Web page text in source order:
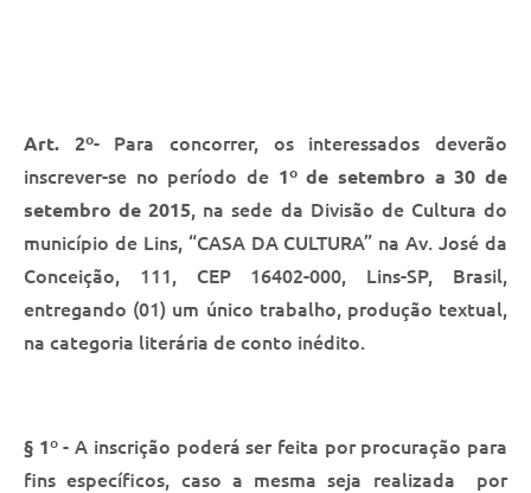
Art. 2º- Para concorrer, os interessados deverão
inscrever-se no período de 1º de setembro a 30 de
setembro de 2015, na sede da Divisão de Cultura do
município de Lins, “CASA DA CULTURA” na Av. José da
Conceição, 111, CEP 16402-000, Lins-SP, Brasil,
entregando (01) um único trabalho, produção textual,
na categoria literária de conto inédito.
§ 1º - A inscrição poderá ser feita por procuração para
fins específicos, caso a mesma seja realizada por